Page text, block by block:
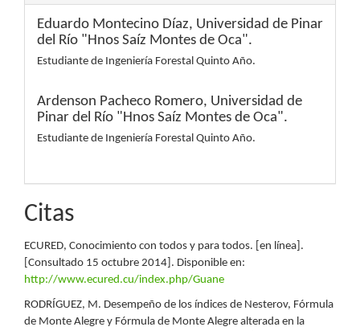
Eduardo Montecino Díaz, Universidad de Pinar
del Río "Hnos Saíz Montes de Oca".
Estudiante de Ingeniería Forestal Quinto Año.
Ardenson Pacheco Romero, Universidad de
Pinar del Río "Hnos Saíz Montes de Oca".
Estudiante de Ingeniería Forestal Quinto Año.
Citas
ECURED, Conocimiento con todos y para todos. [en línea].
[Consultado 15 octubre 2014]. Disponible en:
http://www.ecured.cu/index.php/Guane
RODRÍGUEZ, M. Desempeño de los índices de Nesterov, Fórmula
de Monte Alegre y Fórmula de Monte Alegre alterada en la